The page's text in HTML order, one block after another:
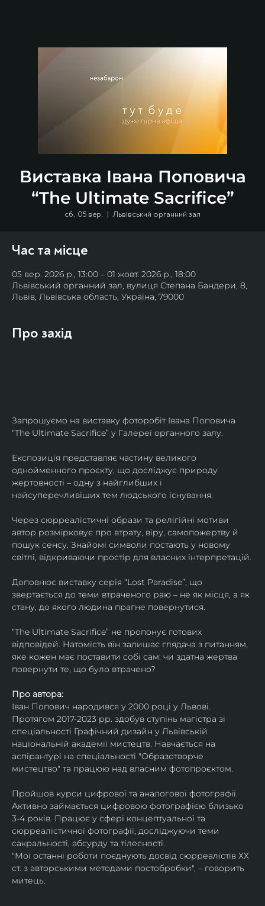
Виставка Івана Поповича
“The Ultimate Sacrifice”
сб, 05 вер.
  |
Львівський органний зал
Час та місце
05 вер. 2026 р., 13:00 – 01 жовт. 2026 р., 18:00
Львівський органний зал, вулиця Степана Бандери, 8,
Львів, Львівська область, Україна, 79000
Про захід
Запрошуємо на виставку фоторобіт Івана Поповича
“The Ultimate Sacrifice” у Галереї органного залу.
Експозиція представляє частину великого
однойменного проєкту, що досліджує природу
жертовності – одну з найглибших і
найсуперечливіших тем людського існування.
Через сюрреалістичні образи та релігійні мотиви
автор розмірковує про втрату, віру, самопожертву й
пошук сенсу. Знайомі символи постають у новому
світлі, відкриваючи простір для власних інтерпретацій.
Доповнює виставку серія “Lost Paradise”, що
звертається до теми втраченого раю – не як місця, а як
стану, до якого людина прагне повернутися.
“The Ultimate Sacrifice” не пропонує готових
відповідей. Натомість він залишає глядача з питанням,
яке кожен має поставити собі сам: чи здатна жертва
повернути те, що було втрачено?
Про автора:
Іван Попович народився у 2000 році у Львові.
Протягом 2017-2023 рр. здобув ступінь магістра зі
спеціальності Графічний дизайн у Львівській
національній академії мистецтв. Навчається на
аспірантурі на спеціальності "Образотворче
мистецтво" та працюю над власним фотопроєктом.
Пройшов курси цифрової та аналогової фотографії.
Активно займається цифровою фотографією близько
3-4 років. Працює у сфері концептуальної та
сюрреалістичної фотографії, досліджуючи теми
сакральності, абсурду та тілесності.
"Мої останні роботи поєднують досвід сюрреалістів ХХ
ст. з авторськими методами постобробки", – говорить
митець.